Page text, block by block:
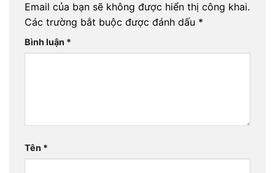
Email của bạn sẽ không được hiển thị công khai.
Các trường bắt buộc được đánh dấu *
Bình luận *
Tên *